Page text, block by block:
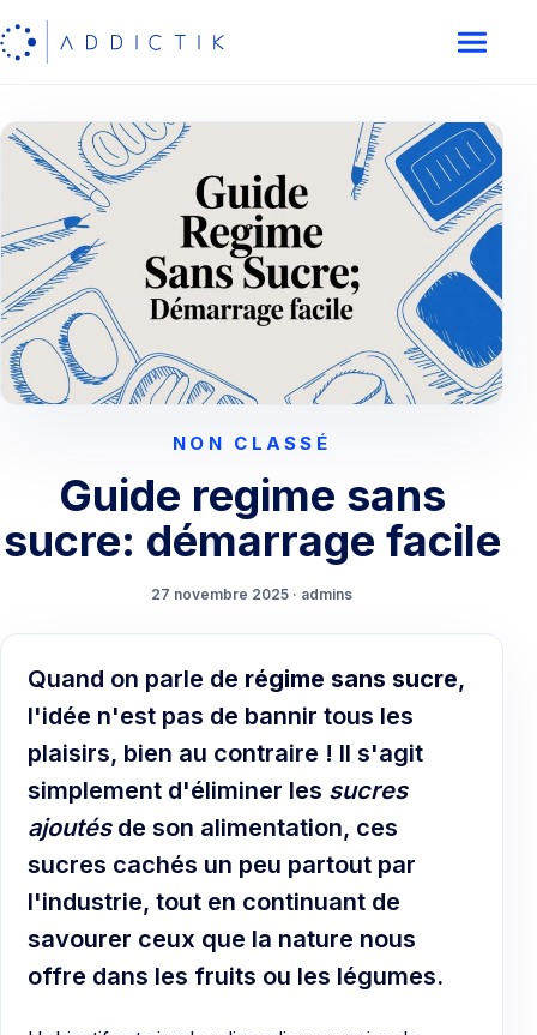
NON CLASSÉ
Guide regime sans
sucre: démarrage facile
27 novembre 2025 · admins
Quand on parle de régime sans sucre,
l'idée n'est pas de bannir tous les
plaisirs, bien au contraire ! Il s'agit
simplement d'éliminer les sucres
ajoutésde son alimentation, ces
sucres cachés un peu partout par
l'industrie, tout en continuant de
savourer ceux que la nature nous
offre dans les fruits ou les légumes.